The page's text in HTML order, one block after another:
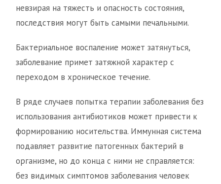
невзирая на тяжесть и опасность состояния,
последствия могут быть самыми печальными.
Бактериальное воспаление может затянуться,
заболевание примет затяжной характер с
переходом в хроническое течение.
В ряде случаев попытка терапии заболевания без
использования антибиотиков может привести к
формированию носительства. Иммунная система
подавляет развитие патогенных бактерий в
организме, но до конца с ними не справляется:
без видимых симптомов заболевания человек